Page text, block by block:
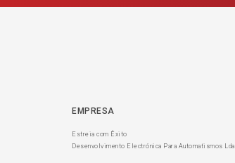
EMPRESA
Estreia com Êxito
Desenvolvimento Electrónica Para Automatismos Lda